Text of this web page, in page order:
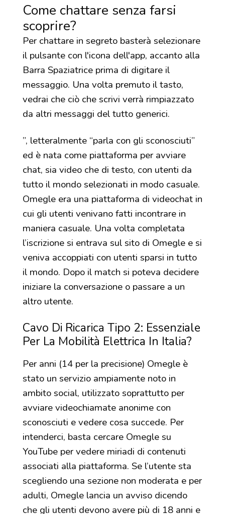
Come chattare senza farsi
scoprire?
Per chattare in segreto basterà selezionare
il pulsante con l'icona dell'app, accanto alla
Barra Spaziatrice prima di digitare il
messaggio. Una volta premuto il tasto,
vedrai che ciò che scrivi verrà rimpiazzato
da altri messaggi del tutto generici.
”, letteralmente “parla con gli sconosciuti”
ed è nata come piattaforma per avviare
chat, sia video che di testo, con utenti da
tutto il mondo selezionati in modo casuale.
Omegle era una piattaforma di videochat in
cui gli utenti venivano fatti incontrare in
maniera casuale. Una volta completata
l’iscrizione si entrava sul sito di Omegle e si
veniva accoppiati con utenti sparsi in tutto
il mondo. Dopo il match si poteva decidere
iniziare la conversazione o passare a un
altro utente.
Cavo Di Ricarica Tipo 2: Essenziale
Per La Mobilità Elettrica In Italia?
Per anni (14 per la precisione) Omegle è
stato un servizio ampiamente noto in
ambito social, utilizzato soprattutto per
avviare videochiamate anonime con
sconosciuti e vedere cosa succede. Per
intenderci, basta cercare Omegle su
YouTube per vedere miriadi di contenuti
associati alla piattaforma. Se l’utente sta
scegliendo una sezione non moderata e per
adulti, Omegle lancia un avviso dicendo
che gli utenti devono avere più di 18 anni e